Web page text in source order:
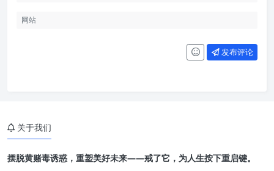
发布评论
关于我们
摆脱黄赌毒诱惑，重塑美好未来——戒了它，为人生按下重启键。